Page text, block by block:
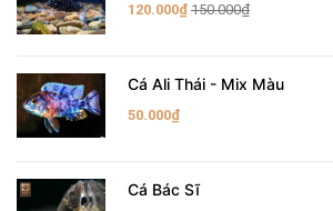
120.000₫ 150.000₫
Cá Ali Thái - Mix Màu
50.000₫
Cá Bác Sĩ